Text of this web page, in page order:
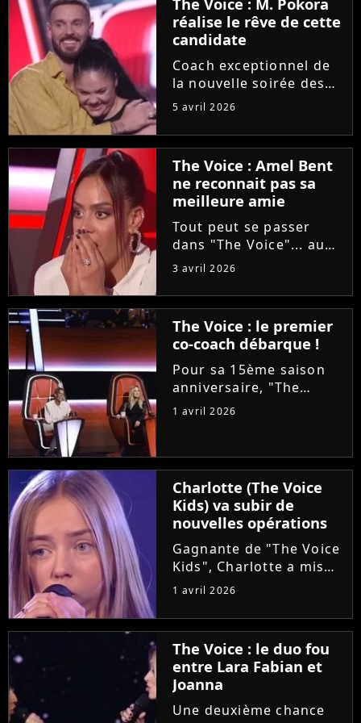
réalise le rêve de cette
candidate
Coach exceptionnel de
la nouvelle soirée des
auditions à l'aveugle de
a accepté de partager
un moment privilégié
avec une candidate
"fan" depuis sa plus
tendre...
5 avril 2026
The Voice : Amel Bent
ne reconnait pas sa
meilleure amie
Tout peut se passer
dans "The Voice"... au
grand dam d'Amel Bent
chanteuse ne va pas
reconnaître la voix de
sa meilleure amie, qui
est pourtant sa
choriste. Regardez...
3 avril 2026
The Voice : le premier
co-coach débarque !
Pour sa 15ème saison
anniversaire, "The
Voice" met les petits
accueillera un coach
supplémentaire pour ce
qui est annoncé comme
"une première...
1 avril 2026
Charlotte (The Voice
Kids) va subir de
nouvelles opérations
Gagnante de "The Voice
Kids", Charlotte a mis
en lumière son combat
infantile. Alors qu'elle
démarre une tournée
avec l'association The
Kids Harmony, la
chanteuse...
1 avril 2026
The Voice : le duo fou
entre Lara Fabian et
Joanna
Une deuxième chance